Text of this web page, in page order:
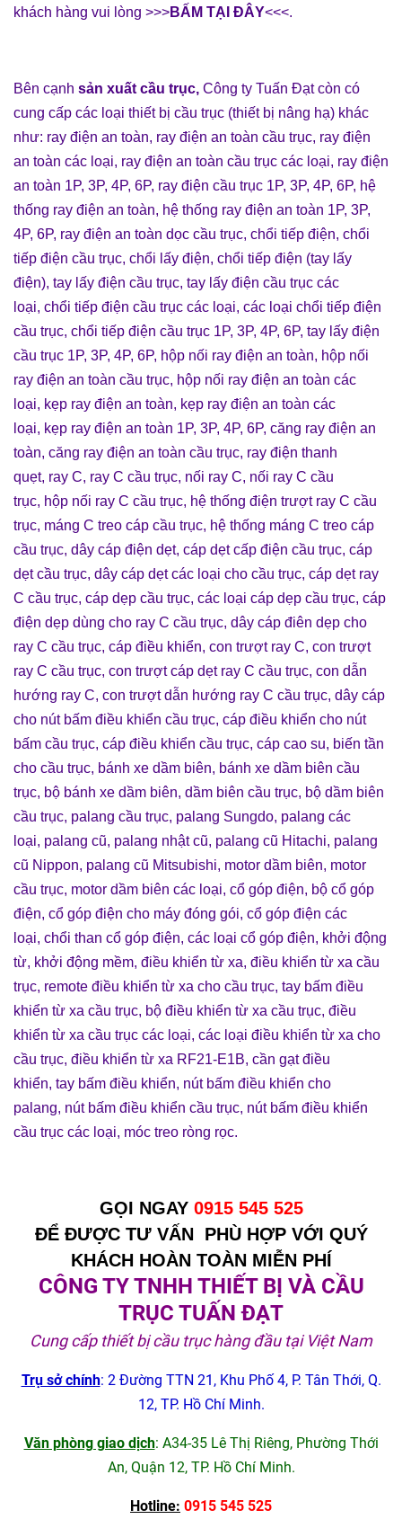
khách hàng vui lòng >>>BẤM TẠI ĐÂY<<<.
Bên cạnh sản xuất cầu trục, Công ty Tuấn Đạtcòn có
cung cấp các loại thiết bị cầu trục (thiết bị nâng hạ) khác
như: ray điện an toàn, ray điện an toàn cầu trục, ray điện
an toàn các loại, ray điện an toàn cầu trục các loại, ray điện
an toàn 1P, 3P, 4P, 6P, ray điện cầu trục 1P, 3P, 4P, 6P, hệ
thống ray điện an toàn, hệ thống ray điện an toàn 1P, 3P,
4P, 6P, ray điện an toàn dọc cầu trục, chổi tiếp điện, chổi
tiếp điện cầu trục, chổi lấy điện, chổi tiếp điện (tay lấy
điện), tay lấy điện cầu trục, tay lấy điện cầu trục các
loại, chổi tiếp điện cầu trục các loại, các loại chổi tiếp điện
cầu trục, chổi tiếp điện cầu trục 1P, 3P, 4P, 6P, tay lấy điện
cầu trục 1P, 3P, 4P, 6P, hộp nối ray điện an toàn, hộp nối
ray điện an toàn cầu trục, hộp nối ray điện an toàn các
loại, kẹp ray điện an toàn, kẹp ray điện an toàn các
loại, kẹp ray điện an toàn 1P, 3P, 4P, 6P, căng ray điện an
toàn, căng ray điện an toàn cầu trục, ray điện thanh
quẹt, ray C, ray C cầu trục, nối ray C, nối ray C cầu
trục, hộp nối ray C cầu trục, hệ thống điện trượt ray C cầu
trục, máng C treo cáp cầu trục, hệ thống máng C treo cáp
cầu trục, dây cáp điện dẹt, cáp dẹt cấp điện cầu trục, cáp
dẹt cầu trục, dây cáp dẹt các loại cho cầu trục, cáp dẹt ray
C cầu trục, cáp dẹp cầu trục, các loại cáp dẹp cầu trục, cáp
điện dẹp dùng cho ray C cầu trục, dây cáp điên dẹp cho
ray C cầu trục, cáp điều khiển, con trượt ray C, con trượt
ray C cầu trục, con trượt cáp dẹt ray C cầu trục, con dẫn
hướng ray C, con trượt dẫn hướng ray C cầu trục, dây cáp
cho nút bấm điều khiển cầu trục, cáp điều khiển cho nút
bấm cầu trục, cáp điều khiển cầu trục, cáp cao su, biến tần
cho cầu trục, bánh xe dầm biên, bánh xe dầm biên cầu
trục, bộ bánh xe dầm biên, dầm biên cầu trục, bộ dầm biên
cầu trục, palang cầu trục, palang Sungdo, palang các
loại, palang cũ, palang nhật cũ, palang cũ Hitachi, palang
cũ Nippon, palang cũ Mitsubishi, motor dầm biên, motor
cầu trục, motor dầm biên các loại, cổ góp điện, bộ cổ góp
điện, cổ góp điện cho máy đóng gói, cổ góp điện các
loại, chổi than cổ góp điện, các loại cổ góp điện, khởi động
từ, khởi động mềm, điều khiển từ xa, điều khiển từ xa cầu
trục, remote điều khiển từ xa cho cầu trục, tay bấm điều
khiển từ xa cầu trục, bộ điều khiển từ xa cầu trục, điều
khiển từ xa cầu trục các loại, các loại điều khiển từ xa cho
cầu trục, điều khiển từ xa RF21-E1B, cần gạt điều
khiển, tay bấm điều khiển, nút bấm điều khiển cho
palang, nút bấm điều khiển cầu trục, nút bấm điều khiển
cầu trục các loại, móc treo ròng rọc.
GỌI NGAY 0915 545 525
ĐỂ ĐƯỢC TƯ VẤN PHÙ HỢP VỚI QUÝ
KHÁCH HOÀN TOÀN MIỄN PHÍ
CÔNG TY TNHH THIẾT BỊ VÀ CẦU
TRỤC TUẤN ĐẠT
Cung cấp thiết bị cầu trục hàng đầu tại Việt Nam
Trụ sở chính: 2 Đường TTN 21, Khu Phố 4, P. Tân Thới, Q.
12, TP. Hồ Chí Minh.
Văn phòng giao dịch: A34-35 Lê Thị Riêng, Phường Thới
An, Quận 12, TP. Hồ Chí Minh.
Hotline: 0915 545 525